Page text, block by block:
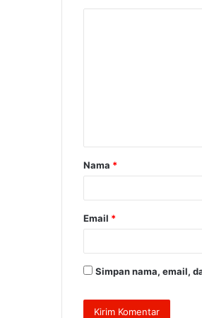
a
r
Nama *
Email *
Simpan nama, email,